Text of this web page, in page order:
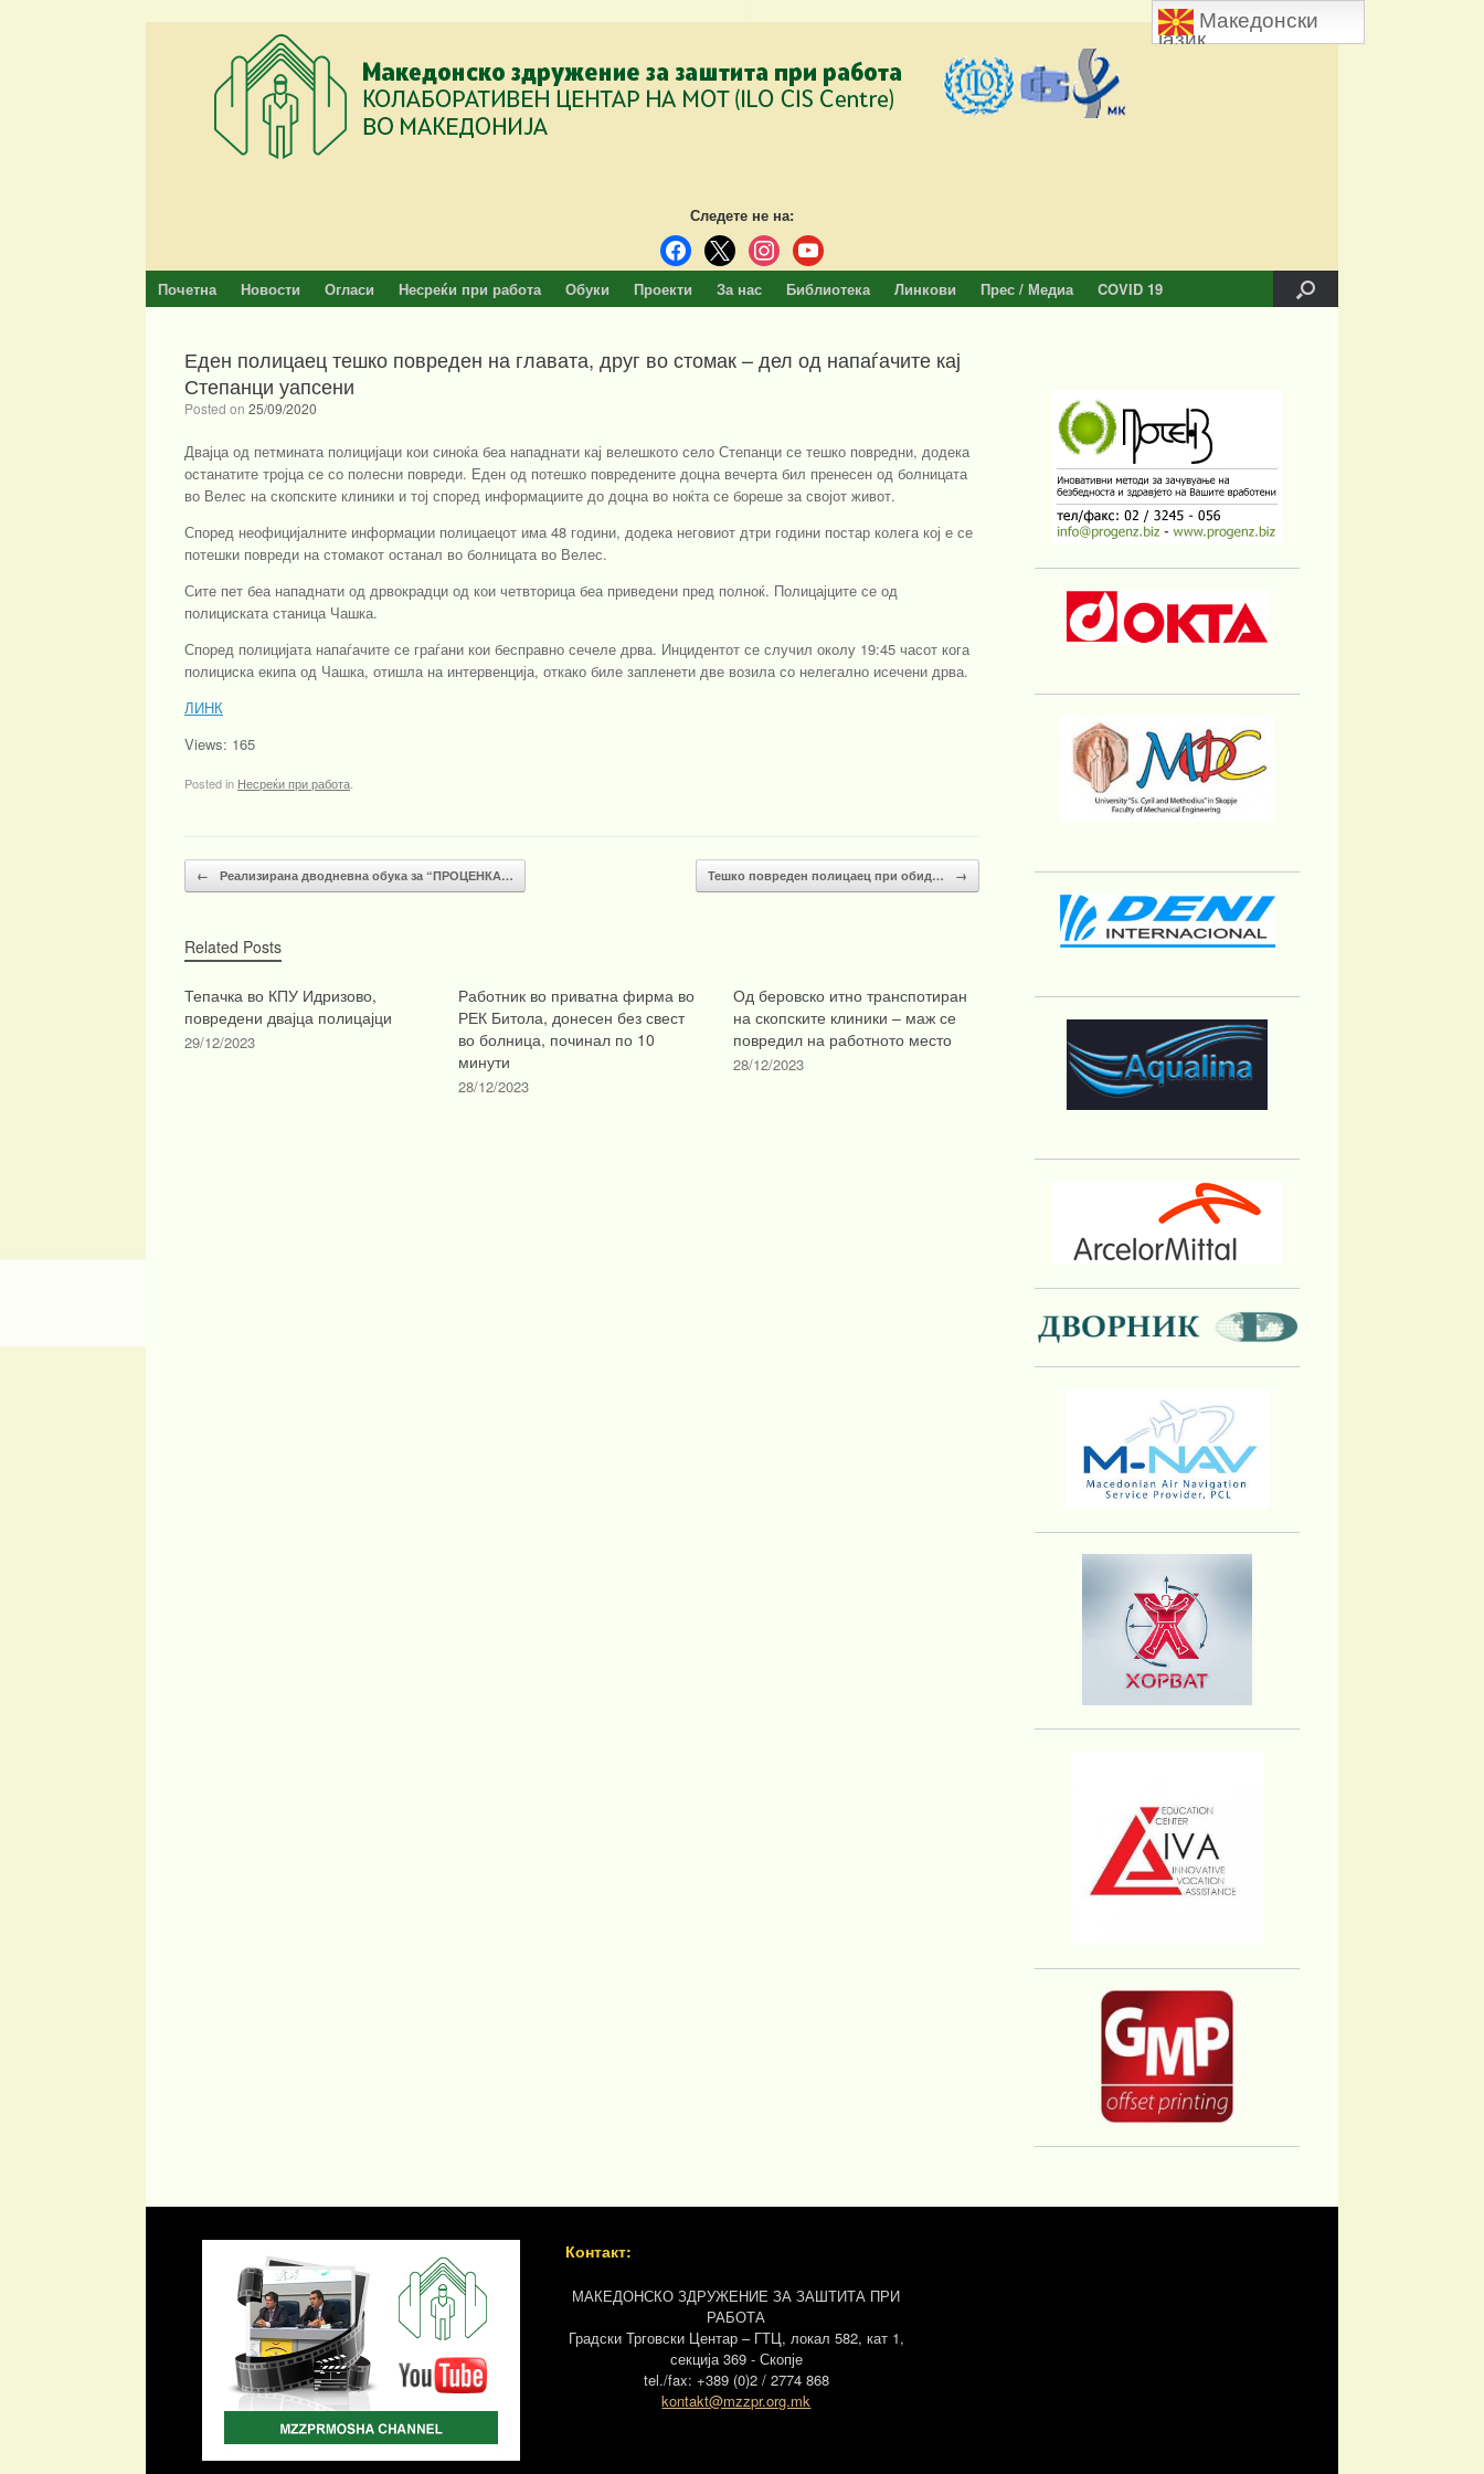
Следете не на:
facebook
x instagramyoutube
Почетна Новости Огласи Несреќи при работа Обуки Проекти За нас Библиотека Линкови Прес / Медиа COVID 19
Еден полицаец тешко повреден на главата, друг во стомак – дел од напаѓачите кај
Степанци уапсени
Posted on 25/09/2020
Двајца од петмината полицијаци кои синоќа беа нападнати кај велешкото село Степанци се тешко повредни, додека
останатите тројца се со полесни повреди. Еден од потешко повредените доцна вечерта бил пренесен од болницата
во Велес на скопските клиники и тој според информациите до доцна во ноќта се бореше за својот живот.
Според неофицијалните информации полицаецот има 48 години, додека неговиот дтри години постар колега кој е се
потешки повреди на стомакот останал во болницата во Велес.
Сите пет беа нападнати од дрвокрадци од кои четвторица беа приведени пред полноќ. Полицајците се од
полициската станица Чашка.
Според полицијата напаѓачите се граѓани кои бесправно сечеле дрва. Инцидентот се случил околу 19:45 часот кога
полициска екипа од Чашка, отишла на интервенција, откако биле запленети две возила со нелегално исечени дрва.
ЛИНК
Views: 165
Posted in Несреќи при работа
Post navigation
← Реализирана дводневна обука за “ПРОЦЕНКА… Тешко повреден полицаец при обид… →
Related Posts
Тепачка во КПУ Идризово,
повредени двајца полицајци
29/12/2023
Работник во приватна фирма во
РЕК Битола, донесен без свест
во болница, починал по 10
минути
28/12/2023
Од беровско итно транспотиран
на скопските клиники – маж се
повредил на работното место
28/12/2023
Контакт:
МАКЕДОНСКО ЗДРУЖЕНИЕ ЗА ЗАШТИТА ПРИ
РАБОТА
Градски Трговски Центар – ГТЦ, локал 582, кат 1,
секција 369 - Скопје
tel./fax: +389 (0)2 / 2774 868
kontakt@mzzpr.org.mk
Македонски
јазик